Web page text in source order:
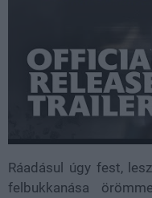
Ráadásul úgy fest,
felbukkanása